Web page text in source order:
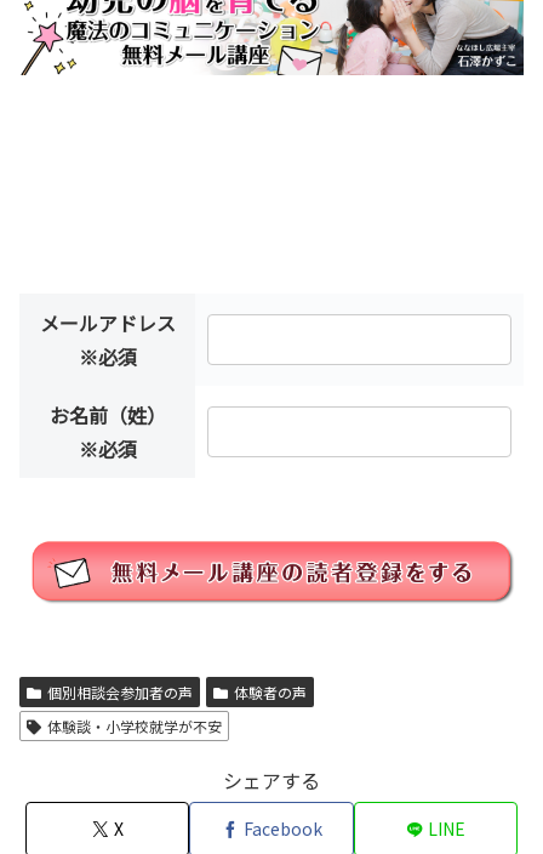
メールアドレス
※必須
お名前（姓）
※必須
個別相談会参加者の声
体験者の声
体験談・小学校就学が不安
シェアする
X Facebook LINE